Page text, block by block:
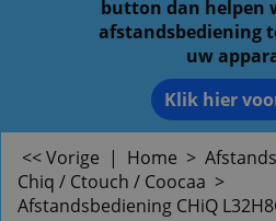
button dan helpen
afstandsbediening
uw
Klik hier
<< Vorige | Home >
Chiq / Ctouch / Coocaa >
Afstandsbediening CHiQ